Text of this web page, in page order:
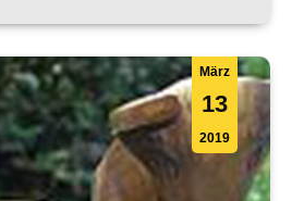
März
13
2019